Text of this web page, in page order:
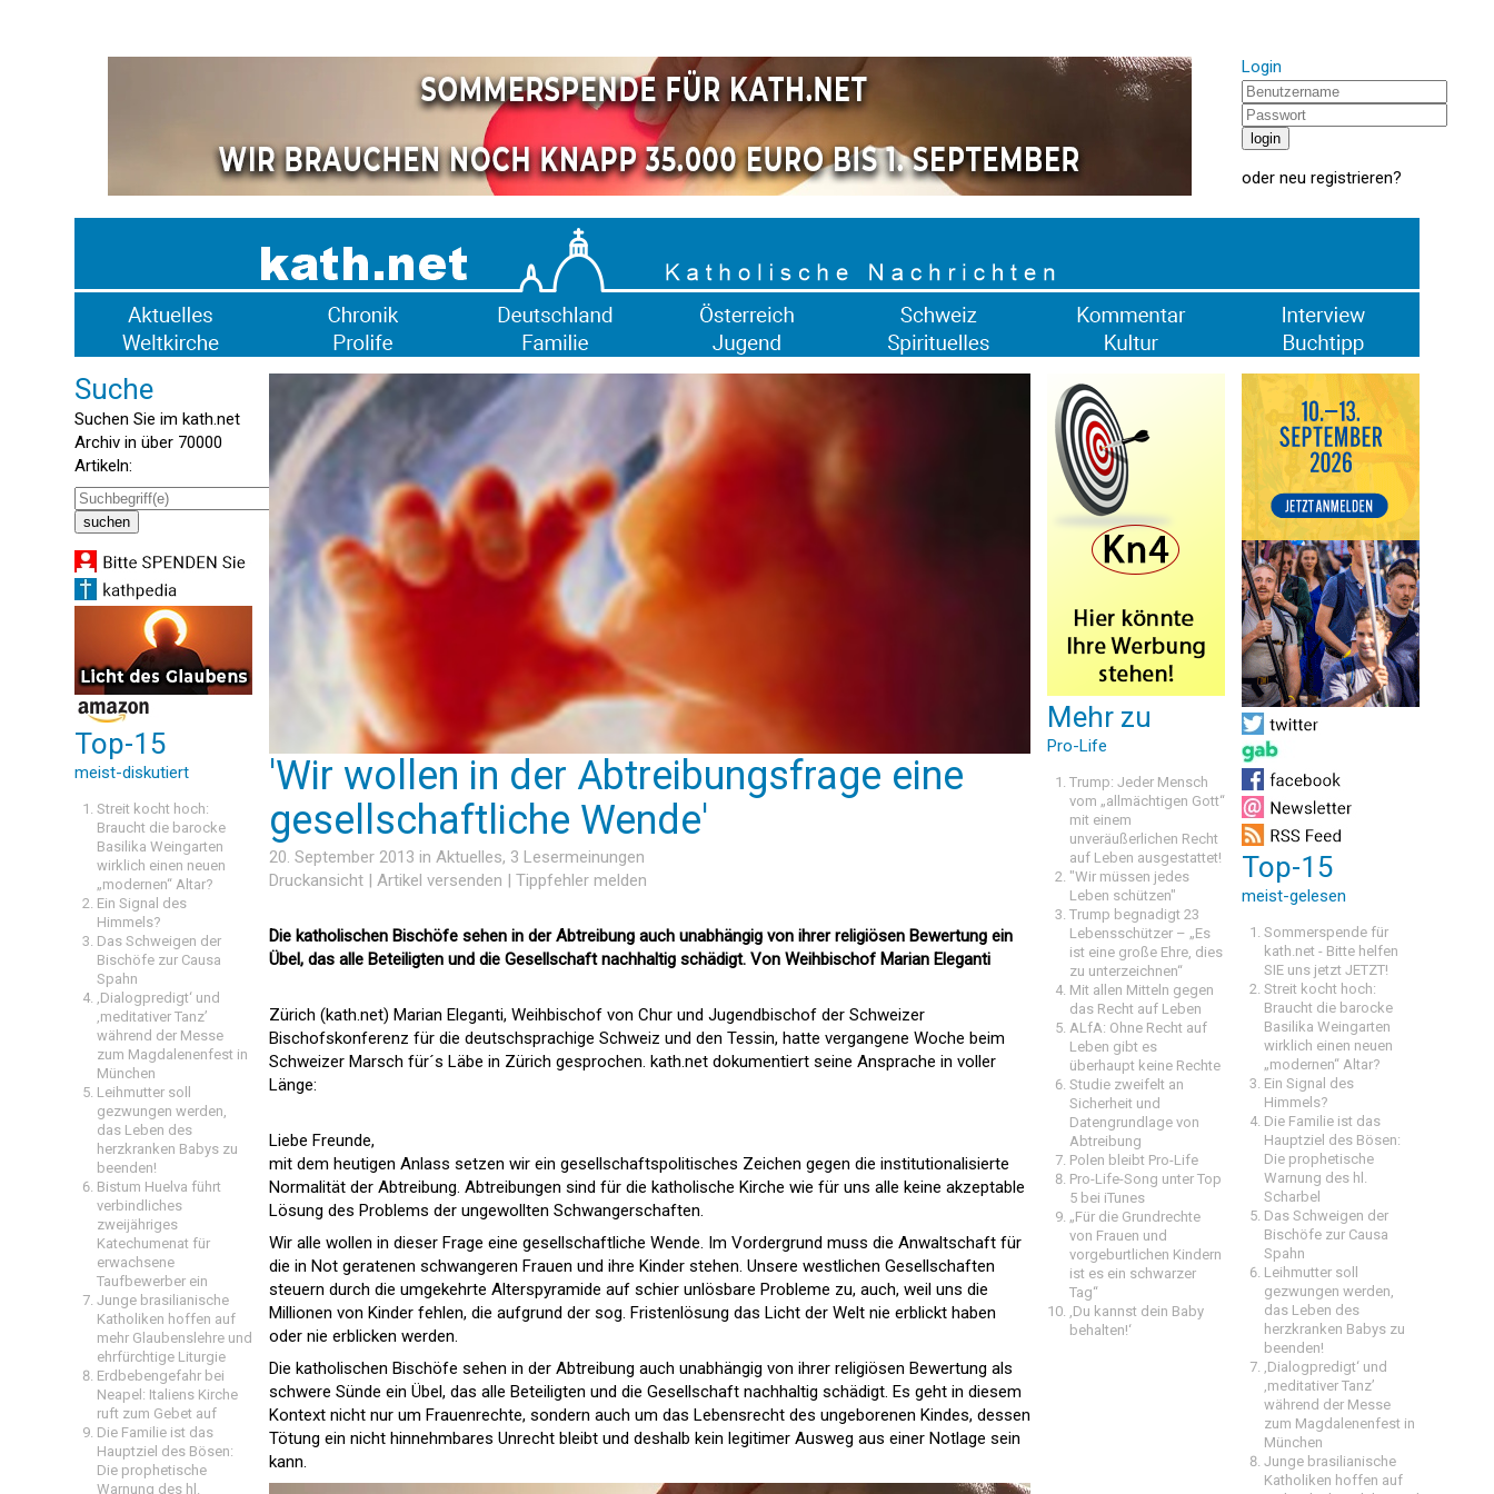
Login
oder neu registrieren?
Suche
Suchen Sie im kath.net
Archiv in über 70000
Artikeln:
Top-15
meist-diskutiert
Streit kocht hoch:
Braucht die barocke
Basilika Weingarten
wirklich einen neuen
„modernen“ Altar?
Ein Signal des
Himmels?
Das Schweigen der
Bischöfe zur Causa
Spahn
‚Dialogpredigt‘ und
‚meditativer Tanz’
während der Messe
zum Magdalenenfest in
München
Leihmutter soll
gezwungen werden,
das Leben des
herzkranken Babys zu
beenden!
Bistum Huelva führt
verbindliches
zweijähriges
Katechumenat für
erwachsene
Taufbewerber ein
Junge brasilianische
Katholiken hoffen auf
mehr Glaubenslehre und
ehrfürchtige Liturgie
Erdbebengefahr bei
Neapel: Italiens Kirche
ruft zum Gebet auf
Die Familie ist das
Hauptziel des Bösen:
Die prophetische
Warnung des hl.
'Wir wollen in der Abtreibungsfrage eine
gesellschaftliche Wende'
20. September 2013 in Aktuelles, 3 Lesermeinungen
Druckansicht | Artikel versenden | Tippfehler melden
Die katholischen Bischöfe sehen in der Abtreibung auch unabhängig von ihrer religiösen Bewertung ein
Übel, das alle Beteiligten und die Gesellschaft nachhaltig schädigt. Von Weihbischof Marian Eleganti
Zürich (kath.net) Marian Eleganti, Weihbischof von Chur und Jugendbischof der Schweizer
Bischofskonferenz für die deutschsprachige Schweiz und den Tessin, hatte vergangene Woche beim
Schweizer Marsch für´s Läbe in Zürich gesprochen. kath.net dokumentiert seine Ansprache in voller
Länge:
Liebe Freunde,
mit dem heutigen Anlass setzen wir ein gesellschaftspolitisches Zeichen gegen die institutionalisierte
Normalität der Abtreibung. Abtreibungen sind für die katholische Kirche wie für uns alle keine akzeptable
Lösung des Problems der ungewollten Schwangerschaften.
Wir alle wollen in dieser Frage eine gesellschaftliche Wende. Im Vordergrund muss die Anwaltschaft für
die in Not geratenen schwangeren Frauen und ihre Kinder stehen. Unsere westlichen Gesellschaften
steuern durch die umgekehrte Alterspyramide auf schier unlösbare Probleme zu, auch, weil uns die
Millionen von Kinder fehlen, die aufgrund der sog. Fristenlösung das Licht der Welt nie erblickt haben
oder nie erblicken werden.
Die katholischen Bischöfe sehen in der Abtreibung auch unabhängig von ihrer religiösen Bewertung als
schwere Sünde ein Übel, das alle Beteiligten und die Gesellschaft nachhaltig schädigt. Es geht in diesem
Kontext nicht nur um Frauenrechte, sondern auch um das Lebensrecht des ungeborenen Kindes, dessen
Tötung ein nicht hinnehmbares Unrecht bleibt und deshalb kein legitimer Ausweg aus einer Notlage sein
kann.
Mehr zu
Pro-Life
Trump: Jeder Mensch
vom „allmächtigen Gott“
mit einem
unveräußerlichen Recht
auf Leben ausgestattet!
"Wir müssen jedes
Leben schützen"
Trump begnadigt 23
Lebensschützer – „Es
ist eine große Ehre, dies
zu unterzeichnen“
Mit allen Mitteln gegen
das Recht auf Leben
ALfA: Ohne Recht auf
Leben gibt es
überhaupt keine Rechte
Studie zweifelt an
Sicherheit und
Datengrundlage von
Abtreibung
Polen bleibt Pro-Life
Pro-Life-Song unter Top
5 bei iTunes
„Für die Grundrechte
von Frauen und
vorgeburtlichen Kindern
ist es ein schwarzer
Tag“
,Du kannst dein Baby
behalten!‘
Top-15
meist-gelesen
Sommerspende für
kath.net - Bitte helfen
SIE uns jetzt JETZT!
Streit kocht hoch:
Braucht die barocke
Basilika Weingarten
wirklich einen neuen
„modernen“ Altar?
Ein Signal des
Himmels?
Die Familie ist das
Hauptziel des Bösen:
Die prophetische
Warnung des hl.
Scharbel
Das Schweigen der
Bischöfe zur Causa
Spahn
Leihmutter soll
gezwungen werden,
das Leben des
herzkranken Babys zu
beenden!
‚Dialogpredigt‘ und
‚meditativer Tanz’
während der Messe
zum Magdalenenfest in
München
Junge brasilianische
Katholiken hoffen auf